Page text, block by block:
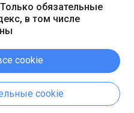
обязательные
в том числе
cookie
cookie
БАЙ»
Минск, пр-т Независимости
E-mail ООО «ПРАЦА